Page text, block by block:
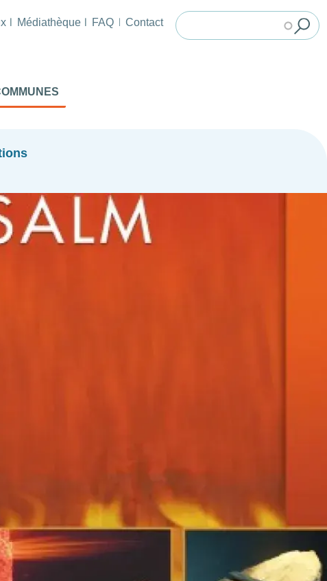
Médiathèque FAQ Contact